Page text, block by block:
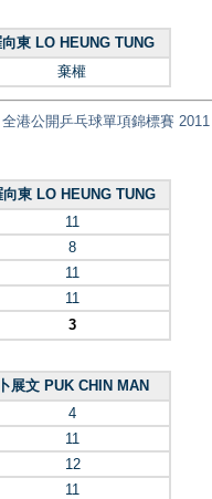
向東 LO HEUNG TUNG
棄權
港公開乒乓球單項錦標賽 2011
向東 LO HEUNG TUNG
11
8
11
11
3
卜展文 PUK CHIN MAN
4
11
12
11